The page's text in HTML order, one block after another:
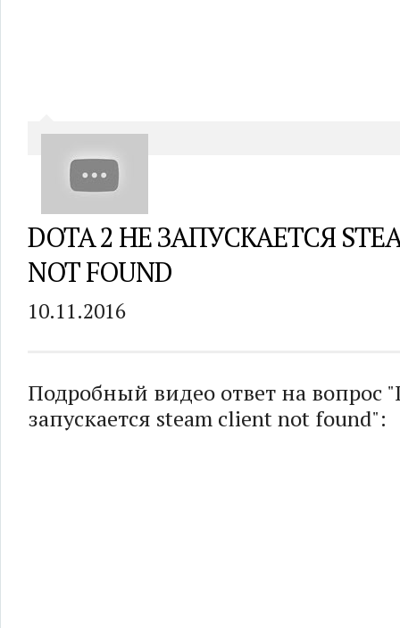
DOTA 2 НЕ ЗАПУСКАЕТСЯ
NOT FOUND
10.11.2016
Подробный видео ответ на вопрос
запускается steam client not found":